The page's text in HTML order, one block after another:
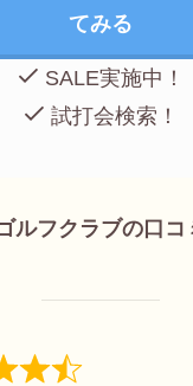
てみる
SALE実施中！
試打会検索！
ルフクラブの口コ